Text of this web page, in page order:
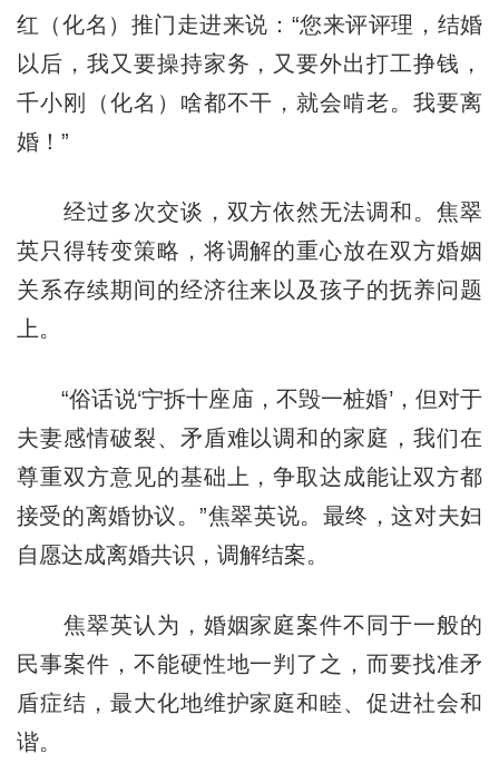
红（化名）推门走进来说：“您来评评理，结婚
以后，我又要操持家务，又要外出打工挣钱，
千小刚（化名）啥都不干，就会啃老。我要离
婚！”
经过多次交谈，双方依然无法调和。焦翠
英只得转变策略，将调解的重心放在双方婚姻
关系存续期间的经济往来以及孩子的抚养问题
上。
“俗话说‘宁拆十座庙，不毁一桩婚’，但对于
夫妻感情破裂、矛盾难以调和的家庭，我们在
尊重双方意见的基础上，争取达成能让双方都
接受的离婚协议。”焦翠英说。最终，这对夫妇
自愿达成离婚共识，调解结案。
焦翠英认为，婚姻家庭案件不同于一般的
民事案件，不能硬性地一判了之，而要找准矛
盾症结，最大化地维护家庭和睦、促进社会和
谐。